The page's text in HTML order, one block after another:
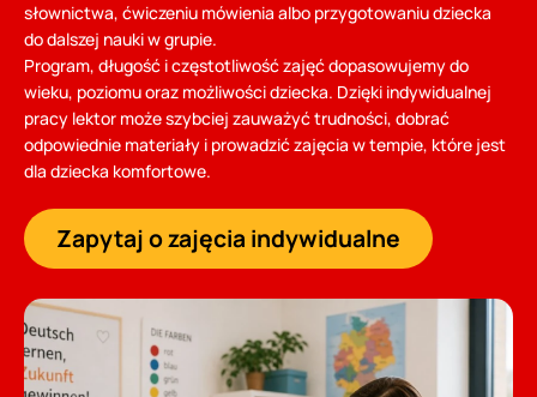
słownictwa, ćwiczeniu mówienia albo przygotowaniu dziecka
do dalszej nauki w grupie.
Program, długość i częstotliwość zajęć dopasowujemy do
wieku, poziomu oraz możliwości dziecka. Dzięki indywidualnej
pracy lektor może szybciej zauważyć trudności, dobrać
odpowiednie materiały i prowadzić zajęcia w tempie, które jest
dla dziecka komfortowe.
Zapytaj o zajęcia indywidualne